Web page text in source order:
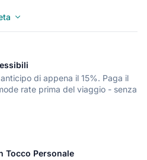
un bagno rilassante nelle
è perfetto per un’avventura in
il tuo viaggio da Marina
l’esperienza della tua vita.
di appena il 15%. Paga il
rate prima del viaggio - senza
Tocco Personale